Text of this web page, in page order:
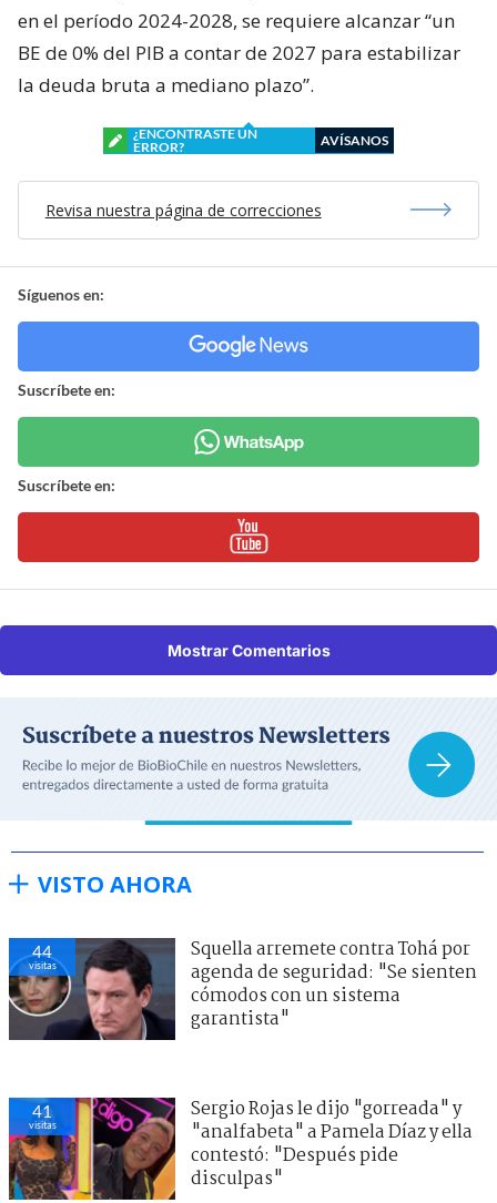
en el período 2024-2028, se requiere alcanzar “un
BE de 0% del PIB a contar de 2027 para estabilizar
la deuda bruta a mediano plazo”.
¿ENCONTRASTE UN
ERROR?
AVÍSANOS
Revisa nuestra página de correcciones
Síguenos en:
Suscríbete en:
Suscríbete en:
Mostrar Comentarios
VISTO AHORA
44
visitas
Squella arremete contra Tohá por
agenda de seguridad: "Se sienten
cómodos con un sistema
garantista"
41
visitas
Sergio Rojas le dijo "gorreada" y
"analfabeta" a Pamela Díaz y ella
contestó: "Después pide
disculpas"